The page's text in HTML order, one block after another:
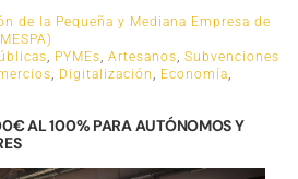
de la Pequeña y Mediana Empresa de
, PYMEs, Artesanos, Subvenciones
, Digitalización , Economía,
AL 100% PARA AUTÓNOMOS Y